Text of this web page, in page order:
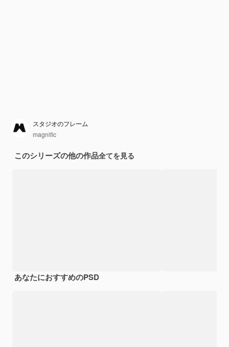
スタジオのフレーム
magnific
このシリーズの他の作品全てを見る
あなたにおすすめのPSD